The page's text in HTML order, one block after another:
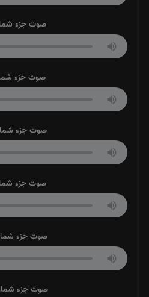
صوت جزء
صوت جزء
صوت جزء
صوت جزء
صوت جزء شماره
صوت جزء شماره